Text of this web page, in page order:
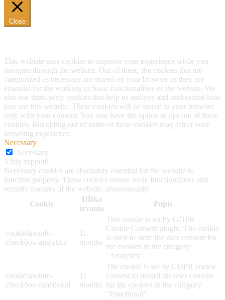
Close
This website uses cookies to improve your experience while you
navigate through the website. Out of these, the cookies that are
categorized as necessary are stored on your browser as they are
essential for the working of basic functionalities of the website. We
also use third-party cookies that help us analyze and understand how
you use this website. These cookies will be stored in your browser
only with your consent. You also have the option to opt-out of these
cookies. But opting out of some of these cookies may affect your
browsing experience.
Necessary
Necessary
Vždy zapnuté
Necessary cookies are absolutely essential for the website to
function properly. These cookies ensure basic functionalities and
security features of the website, anonymously.
Cookie
Dĺžka
trvania
Popis
cookielawinfo-
checkbox-analytics
11
months
This cookie is set by GDPR
Cookie Consent plugin. The cookie
is used to store the user consent for
the cookies in the category
"Analytics".
cookielawinfo-
checkbox-functional
11
months
The cookie is set by GDPR cookie
consent to record the user consent
for the cookies in the category
"Functional".